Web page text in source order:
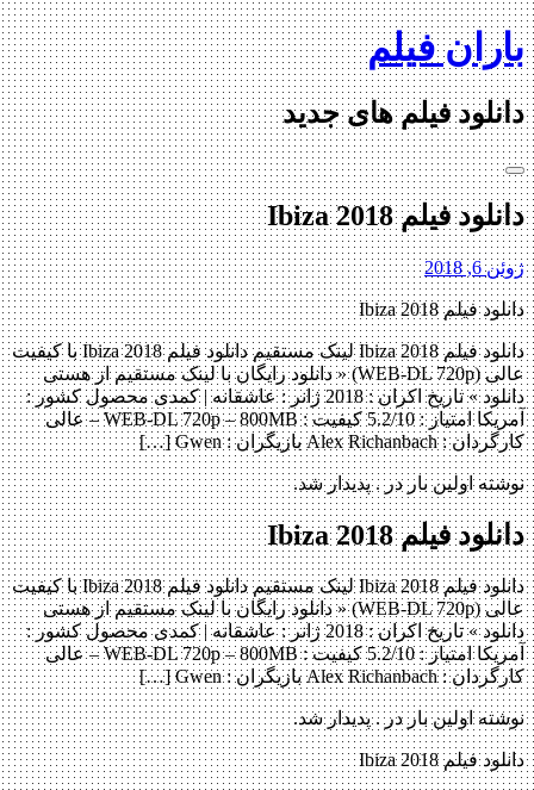
Skip
to
content
باران فیلم
دانلود فیلم های جدید
دانلود فیلم Ibiza 2018
ژوئن 6, 2018
دانلود فیلم Ibiza 2018
دانلود فیلم Ibiza 2018 لینک مستقیم دانلود فیلم Ibiza 2018 با کیفیت
عالی (WEB-DL 720p) « دانلود رایگان با لینک مستقیم از هستی
دانلود » تاریخ اکران : 2018 ژانر : عاشقانه | کمدی محصول کشور :
آمریکا امتیاز : 5.2/10 کیفیت : WEB-DL 720p – 800MB – عالی
کارگردان : Alex Richanbach بازیگران : Gwen […]
نوشته اولین بار در . پدیدار شد.
دانلود فیلم Ibiza 2018
دانلود فیلم Ibiza 2018 لینک مستقیم دانلود فیلم Ibiza 2018 با کیفیت
عالی (WEB-DL 720p) « دانلود رایگان با لینک مستقیم از هستی
دانلود » تاریخ اکران : 2018 ژانر : عاشقانه | کمدی محصول کشور :
آمریکا امتیاز : 5.2/10 کیفیت : WEB-DL 720p – 800MB – عالی
کارگردان : Alex Richanbach بازیگران : Gwen […]
نوشته اولین بار در . پدیدار شد.
دانلود فیلم Ibiza 2018